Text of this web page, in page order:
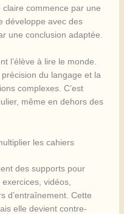
commence par une
développe avec des
une conclusion adaptée.
l’élève à lire le monde.
du langage et la
complexes. C’est
même en dehors des
les cahiers
des supports pour
vidéos,
d’entraînement. Cette
elle devient contre-